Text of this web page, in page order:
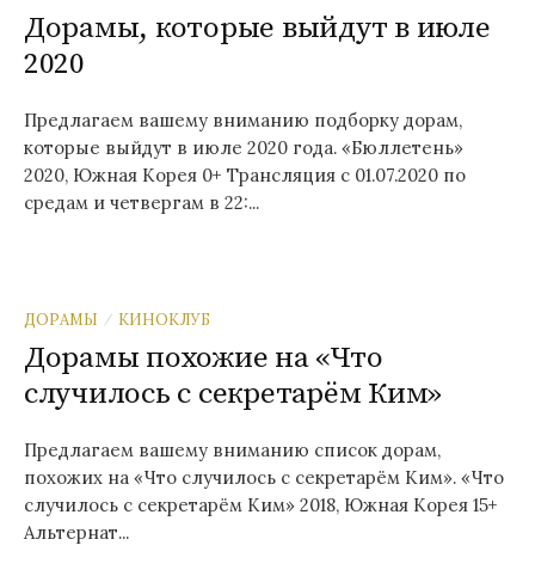
Дорамы, которые выйдут в июле
2020
Предлагаем вашему вниманию подборку дорам,
которые выйдут в июле 2020 года. «Бюллетень»
2020, Южная Корея 0+ Трансляция с 01.07.2020 по
средам и четвергам в 22:...
ДОРАМЫ / КИНОКЛУБ
Дорамы похожие на «Что
случилось с секретарём Ким»
Предлагаем вашему вниманию список дорам,
похожих на «Что случилось с секретарём Ким». «Что
случилось с секретарём Ким» 2018, Южная Корея 15+
Альтернат...